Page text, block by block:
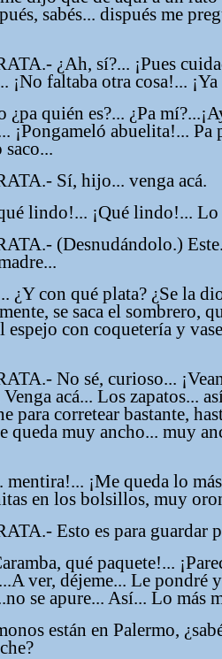
sabés... dispués me
¿Ah, sí?... ¡Pues
¡No faltaba otra cosa!...
¿pa quién es?... ¿Pa
¡Pongameló abuelita!... Pa
saco...
Sí, hijo... venga acá.
lindo!... ¡Qué lindo!... Lo
(Desnudándolo.)
¿Y con qué plata? ¿Se la
se saca el sombrero,
espejo con coquetería y
No sé, curioso...
acá... Los zapatos...
para corretear bastante,
queda muy ancho... muy
¡Me queda lo
en los bolsillos, muy
Esto es para guardar
qué paquete!...
ver, déjeme... Le pondré
se apure... Así... Lo más
están en Palermo,